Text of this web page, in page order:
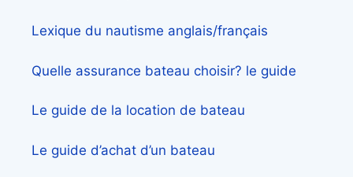
Lexique du nautisme anglais/français
Quelle assurance bateau choisir? le guide
Le guide de la location de bateau
Le guide d’achat d’un bateau